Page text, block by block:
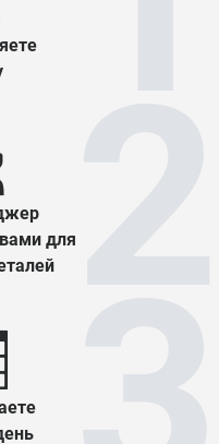
для